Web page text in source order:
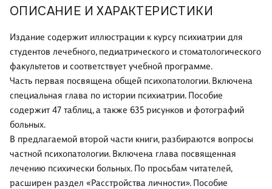
ОПИСАНИЕ И ХАРАКТЕРИСТИКИ
Издание содержит иллюстрации к курсу психиатрии для
студентов лечебного, педиатрического и стоматологического
факультетов и соответствует учебной программе.
Часть первая посвящена общей психопатологии. Включена
специальная глава по истории психиатрии. Пособие
содержит 47 таблиц, а также 635 рисунков и фотографий
больных.
В предлагаемой второй части книги, разбираются вопросы
частной психопатологии. Включена глава посвященная
лечению психически больных. По просьбам читателей,
расширен раздел «Расстройства личности». Пособие